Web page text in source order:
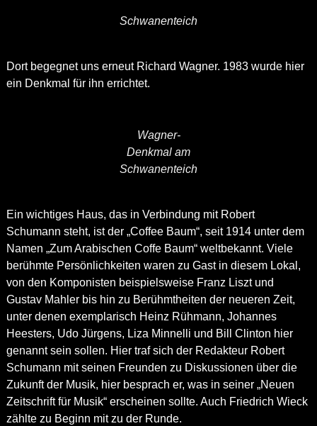
Schwanenteich
Dort begegnet uns erneut Richard Wagner. 1983 wurde hier
ein Denkmal für ihn errichtet.
Wagner-
Denkmal am
Schwanenteich
Ein wichtiges Haus, das in Verbindung mit Robert
Schumann steht, ist der „Coffee Baum“, seit 1914 unter dem
Namen „Zum Arabischen Coffe Baum“ weltbekannt. Viele
berühmte Persönlichkeiten waren zu Gast in diesem Lokal,
von den Komponisten beispielsweise Franz Liszt und
Gustav Mahler bis hin zu Berühmtheiten der neueren Zeit,
unter denen exemplarisch Heinz Rühmann, Johannes
Heesters, Udo Jürgens, Liza Minnelli und Bill Clinton hier
genannt sein sollen. Hier traf sich der Redakteur Robert
Schumann mit seinen Freunden zu Diskussionen über die
Zukunft der Musik, hier besprach er, was in seiner „Neuen
Zeitschrift für Musik“ erscheinen sollte. Auch Friedrich Wieck
zählte zu Beginn mit zu der Runde.